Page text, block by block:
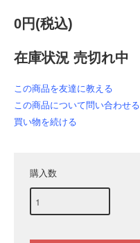
0円(税込)
在庫状況 売切れ中
この商品を友達に教える
この商品について問い合わせる
買い物を続ける
購入数